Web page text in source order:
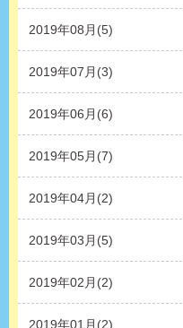
2019年08月(5)
2019年07月(3)
2019年06月(6)
2019年05月(7)
2019年04月(2)
2019年03月(5)
2019年02月(2)
2019年01月(2)